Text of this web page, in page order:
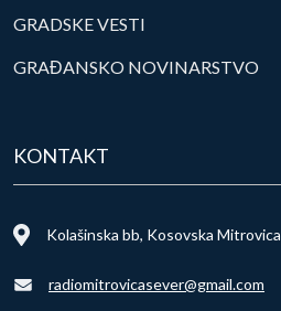
GRADSKE VESTI
GRAĐANSKO NOVINARSTVO
KONTAKT
Kolašinska bb, Kosovska Mitrovica
radiomitrovicasever@gmail.com